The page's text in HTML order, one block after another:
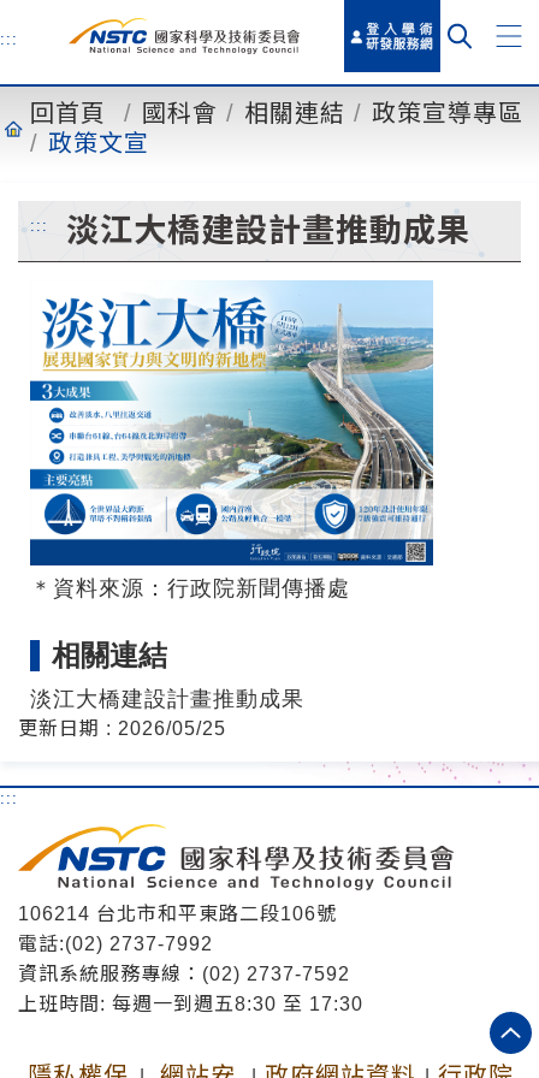
主
容
:::
回首頁 國科會 相關連結
政策宣導專區
政策文宣
::: 淡江大橋建設計畫推動成果
＊資料來源：行政院新聞傳播處
相關連結
淡江大橋建設計畫推動成果
更新日期 : 2026/05/25
:::
106214 台北市和平東路二段106號
電話:(02) 2737-7992
資訊系統服務專線：(02) 2737-7592
上班時間: 每週一到週五8:30 至 17:30